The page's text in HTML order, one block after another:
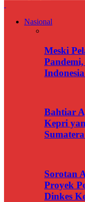
Nasional
Meski
Bahtiar
Kepri
Sorotan
Proyek
Dinkes